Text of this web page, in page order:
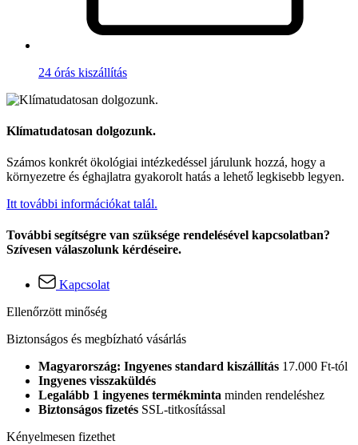
24 órás kiszállítás
Klímatudatosan dolgozunk.
Számos konkrét ökológiai intézkedéssel járulunk hozzá, hogy a
környezetre és éghajlatra gyakorolt hatás a lehető legkisebb legyen.
Itt további információkat talál.
További segítségre van szüksége rendelésével kapcsolatban?
Szívesen válaszolunk kérdéseire.
Kapcsolat
Ellenőrzött minőség
Biztonságos és megbízható vásárlás
Magyarország: Ingyenes standard kiszállítás 17.000 Ft-tól
Ingyenes visszaküldés
Legalább 1 ingyenes termékminta minden rendeléshez
Biztonságos fizetés SSL-titkosítással
Kényelmesen fizethet